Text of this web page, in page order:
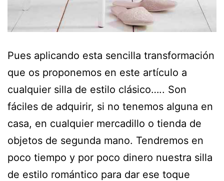
Pues aplicando esta sencilla transformación
que os proponemos en este artículo a
cualquier silla de estilo clásico….. Son
fáciles de adquirir, si no tenemos alguna en
casa, en cualquier mercadillo o tienda de
objetos de segunda mano. Tendremos en
poco tiempo y por poco dinero nuestra silla
de estilo romántico para dar ese toque